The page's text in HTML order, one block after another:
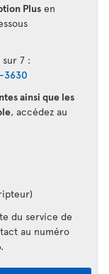
Plus en
7 :
3630
ainsi que les
, accédez au
du service de
au numéro